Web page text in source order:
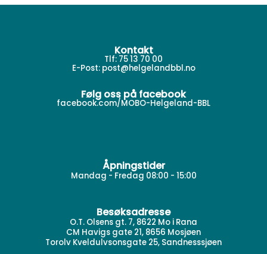
Kontakt
Tlf: 75 13 70 00
E-Post: post@helgelandbbl.no
Følg oss på facebook
facebook.com/MOBO-Helgeland-BBL
Åpningstider
Mandag - Fredag 08:00 - 15:00
Besøksadresse
O.T. Olsens gt. 7, 8622 Mo i Rana
CM Havigs gate 21, 8656 Mosjøen
Torolv Kveldulvsonsgate 25, Sandnesssjøen